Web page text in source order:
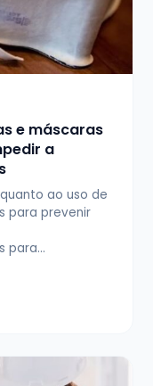
e máscaras
a
ao uso de
para prevenir
para…